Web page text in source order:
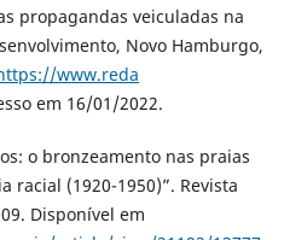
propagandas veiculadas na
Novo Hamburgo,
www.reda
em 16/01/2022.
o bronzeamento nas praias
racial (1920-1950)”. Revista
Disponível em